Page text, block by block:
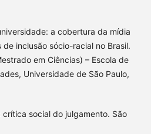
a cobertura da mídia
inclusão sócio-racial no Brasil.
em Ciências) – Escola de
Universidade de São Paulo,
crítica social do julgamento. São